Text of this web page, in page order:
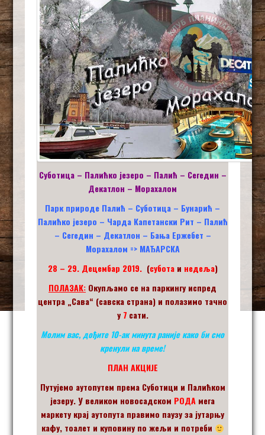
Суботица – Палићко језеро – Палић – Сегедин –
Декатлон – Морахалом
Парк природе Палић – Суботица – Бунарић –
Палићко језеро – Чарда Капетански Рит – Палић
– Сегедин – Декатлон – Бања Ержебет –
Морахалом =>МАЂАРСКА
28 – 29. Децембар 2019. (субота и недеља)
ПОЛАЗАК: Окупљамо се на паркингу испред
центра „Сава“ (савска страна) и полазимо тачно
у 7 сати.
Молим вас, дођите 10-ак минута раније како би смо
кренули на време!
ПЛАН АКЦИЈЕ
Путујемо аутопутем према Суботици и Палићком
језеру. У великом новосадском РОДА мега
маркету крај аутопута правимо паузу за јутарњу
кафу, тоалет и куповину по жељи и потреби